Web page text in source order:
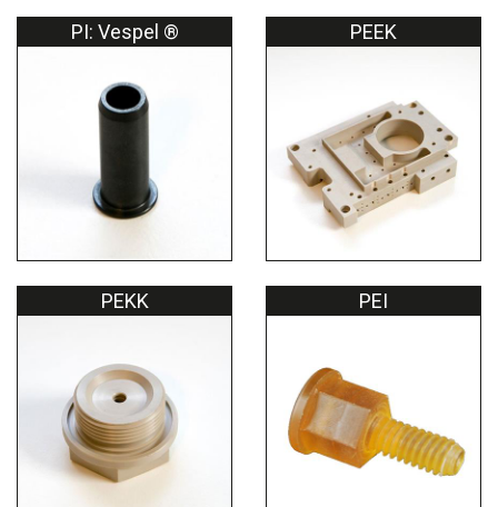
PI: Vespel ® PEEK
PEKK PEI